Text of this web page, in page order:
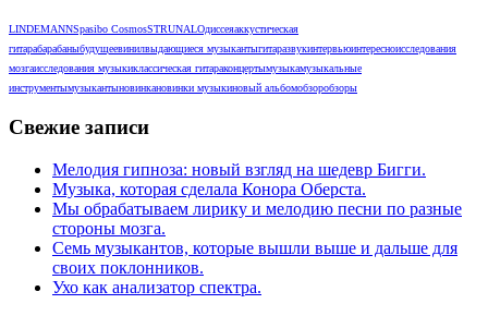
LINDEMANNSpasibo CosmosSTRUNALОдиссеяаккустическая
гитарабарабаныбудущеевинилвыдающиеся музыкантыгитаразвукинтервьюинтересноисследования
мозгаисследования музыкиклассическая гитараконцертымузыкамузыкальные
инструментымузыкантыновинкановинки музыкиновый альбомобзоробзоры
Свежие записи
Мелодия гипноза: новый взгляд на шедевр Бигги.
Музыка, которая сделала Конора Оберста.
Мы обрабатываем лирику и мелодию песни по разные
стороны мозга.
Семь музыкантов, которые вышли выше и дальше для
своих поклонников.
Ухо как анализатор спектра.